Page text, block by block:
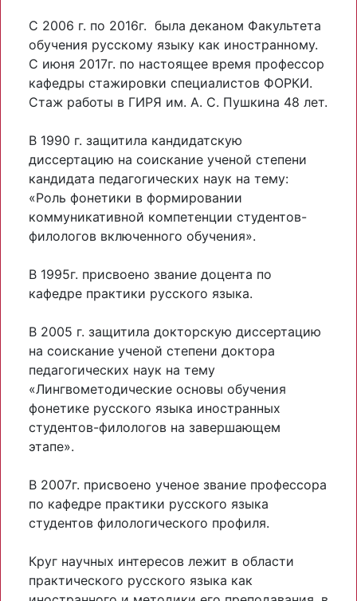
С 2006 г. по 2016г. была деканом Факультета
обучения русскому языку как иностранному.
С июня 2017г. по настоящее время профессор
кафедры стажировки специалистов ФОРКИ.
Стаж работы в ГИРЯ им. А. С. Пушкина 48 лет.
В 1990 г. защитила кандидатскую
диссертацию на соискание ученой степени
кандидата педагогических наук на тему:
«Роль фонетики в формировании
коммуникативной компетенции студентов-
филологов включенного обучения».
В 1995г. присвоено звание доцента по
кафедре практики русского языка.
В 2005 г. защитила докторскую диссертацию
на соискание ученой степени доктора
педагогических наук на тему
«Лингвометодические основы обучения
фонетике русского языка иностранных
студентов-филологов на завершающем
этапе».
В 2007г. присвоено ученое звание профессора
по кафедре практики русского языка
студентов филологического профиля.
Круг научных интересов лежит в области
практического русского языка как